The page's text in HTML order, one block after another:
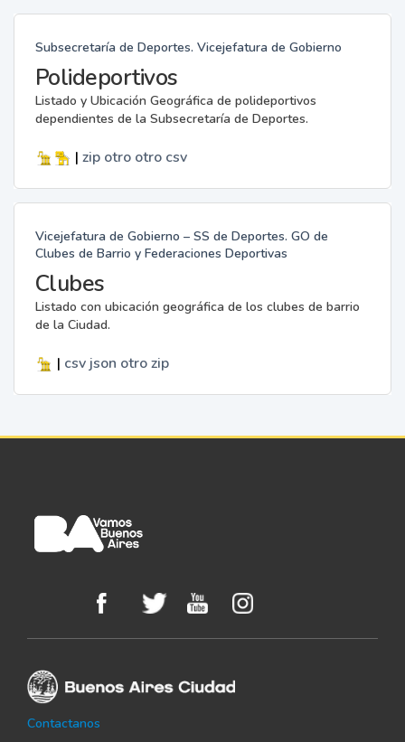
Subsecretaría de Deportes. Vicejefatura de Gobierno
Polideportivos
Listado y Ubicación Geográfica de polideportivos
dependientes de la Subsecretaría de Deportes.
| zip otro otro csv
Vicejefatura de Gobierno – SS de Deportes. GO de
Clubes de Barrio y Federaciones Deportivas
Clubes
Listado con ubicación geográfica de los clubes de barrio
de la Ciudad.
| csv json otro zip
Contactanos